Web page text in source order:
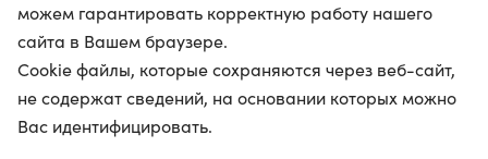
можем гарантировать корректную работу нашего
сайта в Вашем браузере.
Cookie файлы, которые сохраняются через веб-сайт,
не содержат сведений, на основании которых можно
Вас идентифицировать.